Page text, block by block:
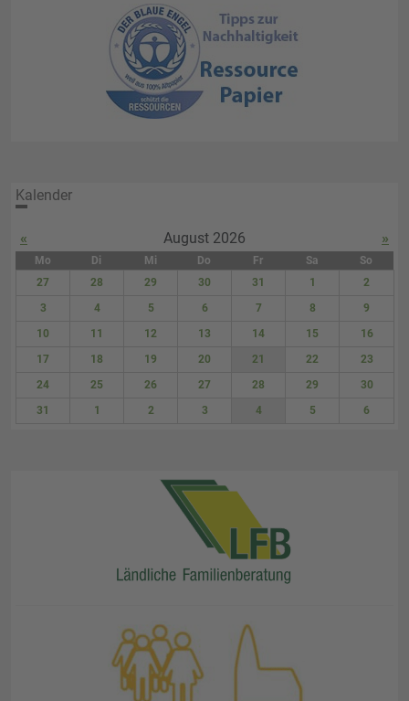
Kalender
« August 2026 »
Mo Di Mi Do Fr Sa
So
27
28 29 30 31 1
2
3
4 5 6 7 8
9
10
11 12 13 14 15
16
17
18 19 20 21 22
23
24
25 26 27 28 29
30
31
1 2 3 4 5 6